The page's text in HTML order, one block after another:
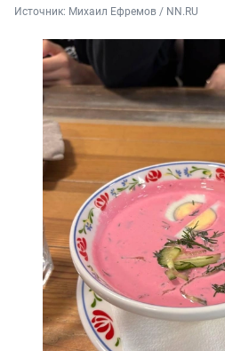
Источник: Михаил Ефремов / NN.RU